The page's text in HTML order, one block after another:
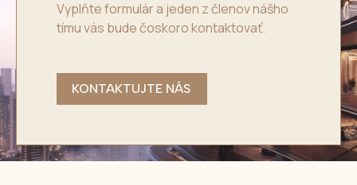
Vyplňte formulár a jeden z členov nášho
tímu vás bude čoskoro kontaktovať.
KONTAKTUJTE NÁS